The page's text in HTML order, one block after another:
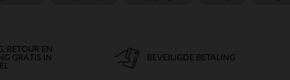
RETOUR EN
GRATIS IN
BEVEILIGDE BETALING